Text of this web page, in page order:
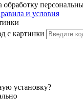
обработку
и условия
установку?